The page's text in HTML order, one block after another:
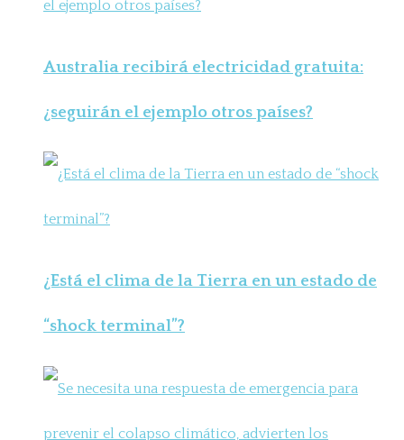
Australia recibirá electricidad gratuita:
¿seguirán el ejemplo otros países?
¿Está el clima de la Tierra en un estado de
“shock terminal”?